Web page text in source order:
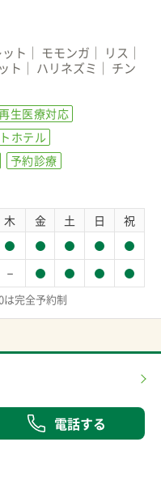
ト モモンガ
リス
ト ハリネズミ
チン
生医療対応
ホテル
予約診療
木 金 土 日 祝
－
完全予約制
電話する